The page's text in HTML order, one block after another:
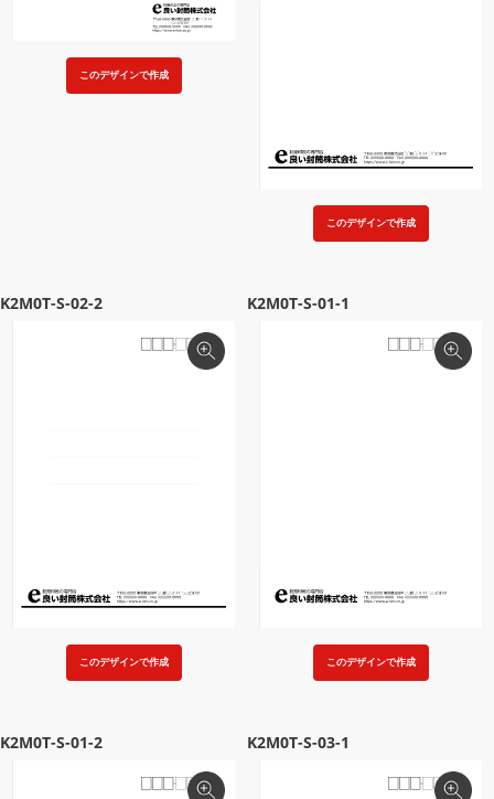
このデザインで作成
このデザインで作成
K2M0T-S-02-2
このデザインで作成
K2M0T-S-01-1
このデザインで作成
K2M0T-S-01-2 K2M0T-S-03-1